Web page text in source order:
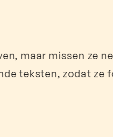
maar missen ze
teksten, zodat